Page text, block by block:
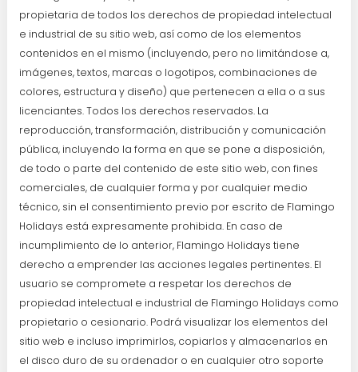
propietaria de todos los derechos de propiedad intelectual
e industrial de su sitio web, así como de los elementos
contenidos en el mismo (incluyendo, pero no limitándose a,
imágenes, textos, marcas o logotipos, combinaciones de
colores, estructura y diseño) que pertenecen a ella o a sus
licenciantes. Todos los derechos reservados. La
reproducción, transformación, distribución y comunicación
pública, incluyendo la forma en que se pone a disposición,
de todo o parte del contenido de este sitio web, con fines
comerciales, de cualquier forma y por cualquier medio
técnico, sin el consentimiento previo por escrito de Flamingo
Holidays está expresamente prohibida. En caso de
incumplimiento de lo anterior, Flamingo Holidays tiene
derecho a emprender las acciones legales pertinentes. El
usuario se compromete a respetar los derechos de
propiedad intelectual e industrial de Flamingo Holidays como
propietario o cesionario. Podrá visualizar los elementos del
sitio web e incluso imprimirlos, copiarlos y almacenarlos en
el disco duro de su ordenador o en cualquier otro soporte